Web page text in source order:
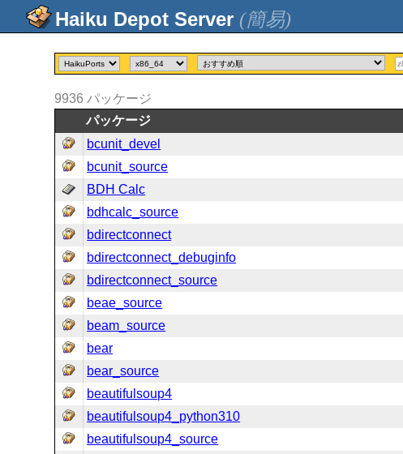
(簡易)
9936 パッケージ
パッケージ
bcunit_devel
bcunit_source
BDH Calc
bdhcalc_source
bdirectconnect
bdirectconnect_debuginfo
bdirectconnect_source
beae_source
beam_source
bear
bear_source
beautifulsoup4
beautifulsoup4_python310
beautifulsoup4_source